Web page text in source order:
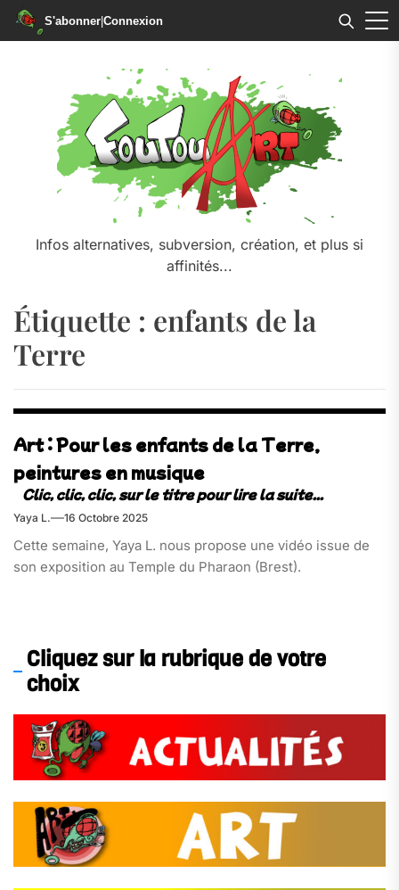
S'abonner|Connexion
Infos alternatives, subversion, création, et plus si
affinités...
Étiquette : enfants de la
Terre
Art : Pour les enfants de la Terre,
peintures en musique
Yaya L. 16 Octobre 2025
Cette semaine, Yaya L. nous propose une vidéo issue de
son exposition au Temple du Pharaon (Brest).
Cliquez sur la rubrique de votre
choix